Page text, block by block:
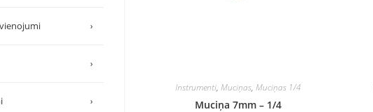
Instrumenti,Muciņas,Muciņas 1/4
Muciņa 7mm – 1/4
›
›
›